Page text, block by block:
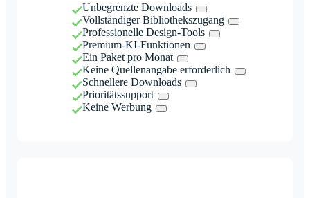
Unbegrenzte Downloads
Vollständiger Bibliothekszugang
Professionelle Design-Tools
Premium-KI-Funktionen
Ein Paket pro Monat
Keine Quellenangabe erforderlich
Schnellere Downloads
Prioritätssupport
Keine Werbung